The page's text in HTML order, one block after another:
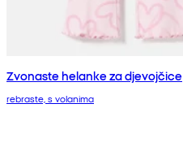
Zvonaste helanke za djevojčice
rebraste, s volanima